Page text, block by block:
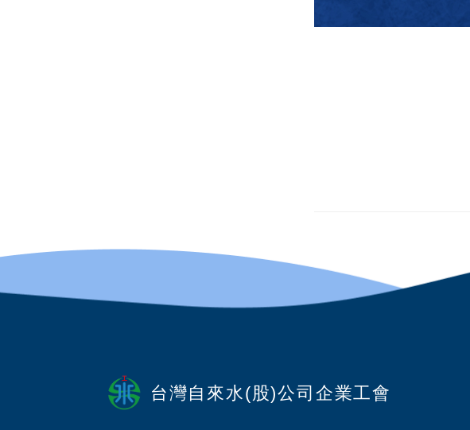
台灣自來水(股)公司企業工會